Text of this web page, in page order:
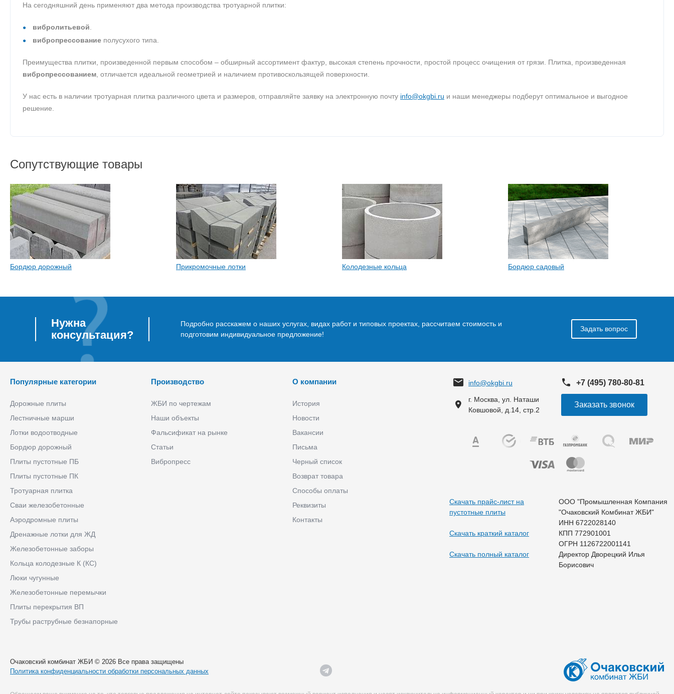
На сегодняшний день применяют два метода производства тротуарной плитки:
вибролитьевой
вибропрессование полусухого типа.
Преимущества плитки, произведенной первым способом – обширный ассортимент фактур, высокая степень прочности, простой процесс очищения от грязи. Плитка, произведенная
вибропрессованием , отличается идеальной геометрией и наличием противоскользящей поверхности.
У нас есть в наличии тротуарная плитка различного цвета и размеров, отправляйте заявку на электронную почту info@okgbi.ru и наши менеджеры подберут оптимальное и выгодное
решение.
Сопутствующие товары
Бордюр дорожный Прикромочные лотки Колодезные кольца Бордюр садовый
Нужна
консультация?
Подробно расскажем о наших услугах, видах работ и типовых проектах, рассчитаем стоимость и
подготовим индивидуальное предложение!
Задать вопрос
Популярные категории
Дорожные плиты
Лестничные марши
Лотки водоотводные
Бордюр дорожный
Плиты пустотные ПБ
Плиты пустотные ПК
Тротуарная плитка
Сваи железобетонные
Аэродромные плиты
Дренажные лотки для ЖД
Железобетонные заборы
Кольца колодезные К (КС)
Люки чугунные
Железобетонные перемычки
Плиты перекрытия ВП
Трубы раструбные безнапорные
Производство
ЖБИ по чертежам
Наши объекты
Фальсификат на рынке
Статьи
Вибропресс
О компании
История
Новости
Вакансии
Письма
Черный список
Возврат товара
Способы оплаты
Реквизиты
Контакты
info@okgbi.ru +7 (495) 780-80-81
г. Москва, ул. Наташи
Ковшовой, д.14, стр.2
Заказать звонок
Скачать прайс-лист на
пустотные плиты
Скачать краткий каталог
Скачать полный каталог
ООО "Промышленная Компания
"Очаковский Комбинат ЖБИ"
ИНН 6722028140
КПП 772901001
ОГРН 1126722001141
Директор Дворецкий Илья
Борисович
Очаковский комбинат ЖБИ © 2026 Все права защищены
Политика конфиденциальности обработки персональных данных